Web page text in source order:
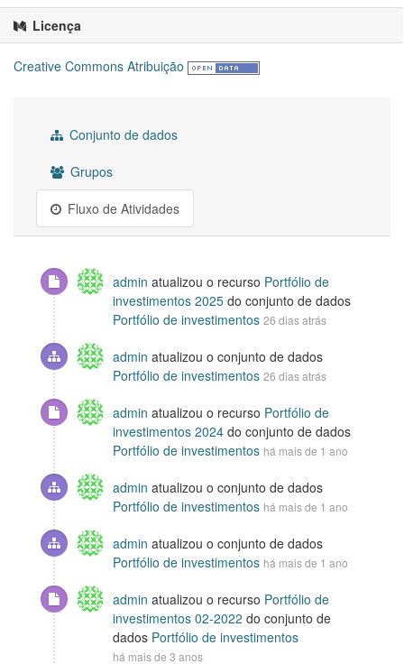
Licença
Creative Commons Atribuição
Conjunto de dados
Grupos
Fluxo de Atividades
admin atualizou o recurso Portfólio de
investimentos 2025 do conjunto de dados
Portfólio de investimentos 26 dias atrás
admin atualizou o conjunto de dados
Portfólio de investimentos 26 dias atrás
admin atualizou o recurso Portfólio de
investimentos 2024 do conjunto de dados
Portfólio de investimentos há mais de 1 ano
admin atualizou o conjunto de dados
Portfólio de investimentos há mais de 1 ano
admin atualizou o conjunto de dados
Portfólio de investimentos há mais de 1 ano
admin atualizou o recurso Portfólio de
investimentos 02-2022 do conjunto de
dados Portfólio de investimentos
há mais de 3 anos